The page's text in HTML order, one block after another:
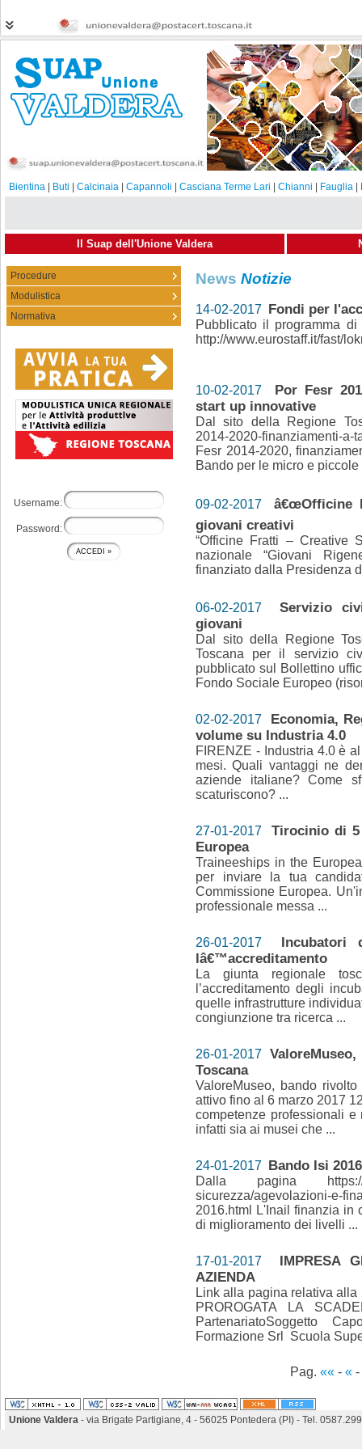
Bientina Buti Calcinaia Capannoli Casciana Terme Lari Chianni Fauglia
Il Suap dell'Unione Valdera
Procedure
Modulistica
Normativa
Username:
Password:
News Notizie
14-02-2017 Fondi per
Pubblicato il programma
http://www.eurostaff.it/fast/
10-02-2017
Por Fesr
start up innovative
Dal sito della Regione
2014-2020-finanziamenti-
Fesr 2014-2020,
Bando per le micro e
09-02-2017
â€œOfficine
giovani creativi
“Officine Fratti – Creative
nazionale “Giovani
finanziato dalla Presidenza
06-02-2017
Servizio
giovani
Dal sito della Regione
Toscana per il servizio
pubblicato sul Bollettino
Fondo Sociale Europeo
02-02-2017
Economia,
volume su Industria 4.0
FIRENZE - Industria 4.0 è
mesi. Quali vantaggi ne
aziende italiane? Come
scaturiscono? ...
27-01-2017
Tirocinio di
Europea
Traineeships in the
per inviare la tua
Commissione Europea.
professionale messa ...
26-01-2017
lâ€™accreditamento
La giunta regionale
l’accreditamento degli
quelle infrastrutture
congiunzione tra ricerca ...
26-01-2017
Toscana
ValoreMuseo, bando
attivo fino al 6 marzo 2017
competenze professionali
infatti sia ai musei che ...
24-01-2017 Bando Isi 2016
Dalla pagina https://
sicurezza/agevolazioni-e-
2016.html L'Inail finanzia in
di miglioramento dei livelli
17-01-2017
IMPRESA
AZIENDA
Link alla pagina relativa
PROROGATA LA
PartenariatoSoggetto
Formazione Srl Scuola
Pag. ««- «-
Unione Valdera - via Brigate Partigiane, 4 - 56025 Pontedera (PI) - Tel.